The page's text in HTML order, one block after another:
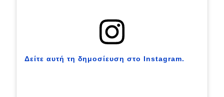
Δείτε αυτή τη δημοσίευση στο Instagram.